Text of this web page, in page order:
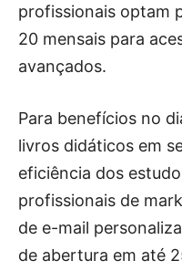
profissionais optam
20 mensais para
avançados.
Para benefícios no
livros didáticos em
eficiência dos
profissionais de
de e-mail
de abertura em até